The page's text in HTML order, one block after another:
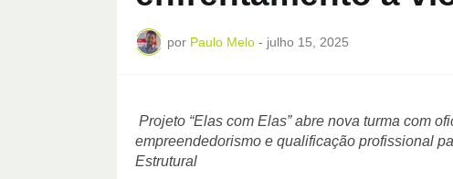
por Paulo Melo - julho 15, 2025
Projeto “Elas com Elas” abre nova turma com
empreendedorismo e qualificação profissional
Estrutural